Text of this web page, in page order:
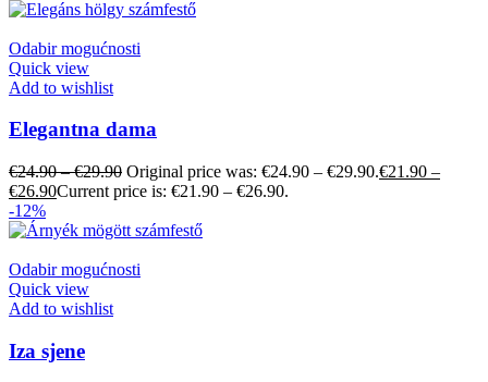
Odabir mogućnosti
Quick view
Add to wishlist
Elegantna dama
€24.90–€29.90 Original price was: €24.90 – €29.90.€21.90 –
€26.90Current price is: €21.90 – €26.90.
-12%
Odabir mogućnosti
Quick view
Add to wishlist
Iza sjene